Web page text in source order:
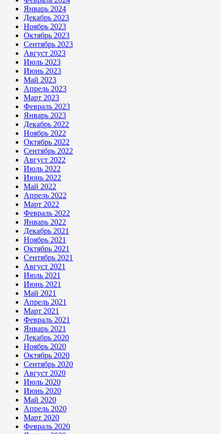
Январь 2024
Декабрь 2023
Ноябрь 2023
Октябрь 2023
Сентябрь 2023
Август 2023
Июль 2023
Июнь 2023
Май 2023
Апрель 2023
Март 2023
Февраль 2023
Январь 2023
Декабрь 2022
Ноябрь 2022
Октябрь 2022
Сентябрь 2022
Август 2022
Июль 2022
Июнь 2022
Май 2022
Апрель 2022
Март 2022
Февраль 2022
Январь 2022
Декабрь 2021
Ноябрь 2021
Октябрь 2021
Сентябрь 2021
Август 2021
Июль 2021
Июнь 2021
Май 2021
Апрель 2021
Март 2021
Февраль 2021
Январь 2021
Декабрь 2020
Ноябрь 2020
Октябрь 2020
Сентябрь 2020
Август 2020
Июль 2020
Июнь 2020
Май 2020
Апрель 2020
Март 2020
Февраль 2020